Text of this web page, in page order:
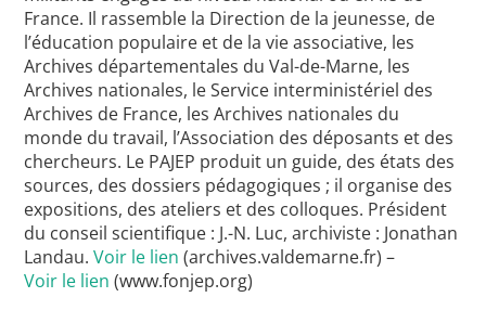
France. Il rassemble la Direction de la jeunesse, de
l’éducation populaire et de la vie associative, les
Archives départementales du Val-de-Marne, les
Archives nationales, le Service interministériel des
Archives de France, les Archives nationales du
monde du travail, l’Association des déposants et des
chercheurs. Le PAJEP produit un guide, des états des
sources, des dossiers pédagogiques ; il organise des
expositions, des ateliers et des colloques. Président
du conseil scientifique : J.-N. Luc, archiviste : Jonathan
Landau.Voir le lien (archives.valdemarne.fr) –
Voir le lien (www.fonjep.org)